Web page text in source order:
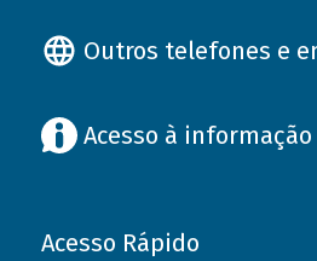
Outros telefones e
Acesso à informação
Acesso Rápido